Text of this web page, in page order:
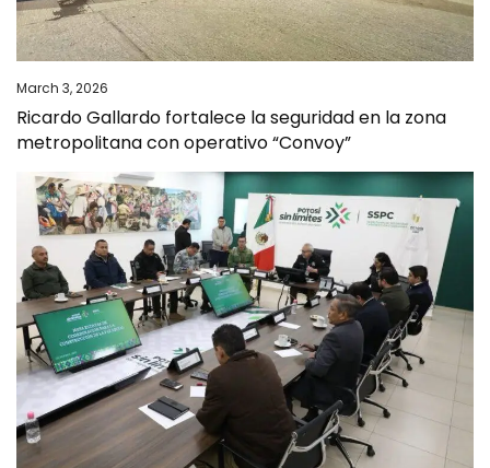
March 3, 2026
Ricardo Gallardo fortalece la seguridad en la zona
metropolitana con operativo “Convoy”